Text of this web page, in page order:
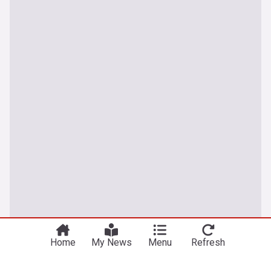
Home My News Menu Refresh